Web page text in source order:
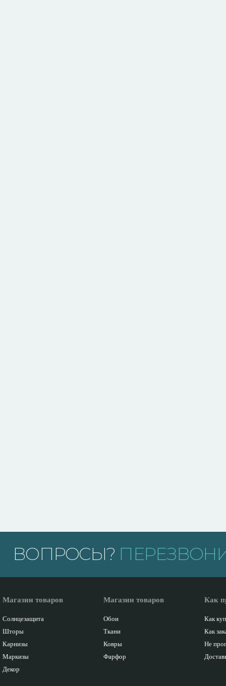
ВОПРОСЫ?
Магазин товаров
Солнцезащита
Шторы
Карнизы
Маркизы
Декор
Магазин товаров
Обои
Ткани
Ковры
Фарфор
Как
Как
Как
Не